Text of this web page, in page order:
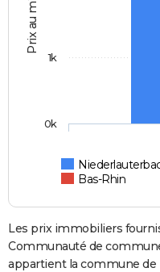
Prix au m2
Bas-Rhin
0k
1k
Les prix immobiliers
Communauté de
appartient la commune de